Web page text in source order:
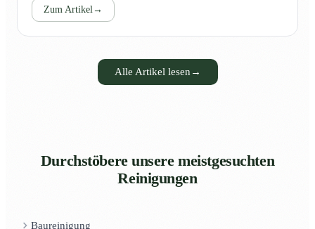
Zum Artikel →
Alle Artikel lesen →
Durchstöbere unsere meistgesuchten
Reinigungen
Baureinigung